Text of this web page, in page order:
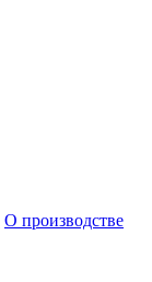
О производстве